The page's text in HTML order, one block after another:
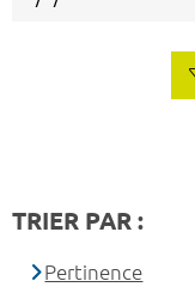
TRIER PAR :
Pertinence